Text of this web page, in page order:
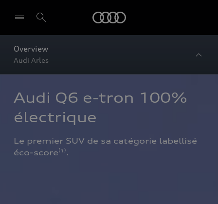
Overview
Audi Arles
Audi Q6 e-tron 100%
électrique
Le premier SUV de sa catégorie labellisé
éco-score⁽¹⁾.